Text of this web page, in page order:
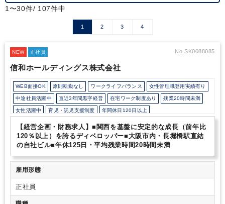
1 2 3 4
NEW 正社員 No.SK0088085
信和ホールディングス株式会社
WEB面接OK 原則転勤なし ワークライフバランス 女性管理職登用実績有り
中途社員活躍中 直近3年間黒字経営 在宅ワーク制度あり 残業20時間未満
女性活躍中 育児・託児支援制度 年間休日120日以上
【経営企画・財務求人】■関西を基盤に安定的な成長（前年比
120％以上）を誇るディベロッパー■大阪市内・長堀橋駅直結
の自社ビル■年休125日・平均残業時間20時間未満
雇用形態
正社員
1〜30件/ 107件中